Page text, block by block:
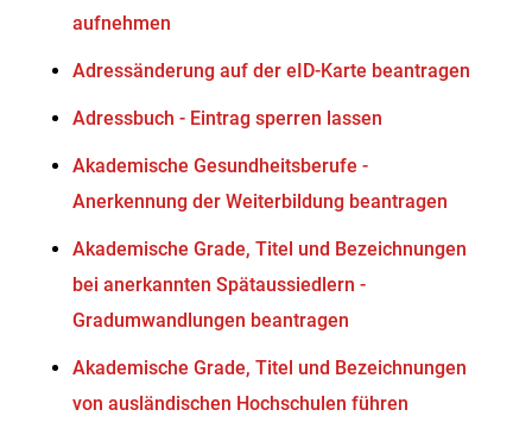
aufnehmen
Adressänderung auf der eID-Karte beantragen
Adressbuch - Eintrag sperren lassen
Akademische Gesundheitsberufe -
Anerkennung der Weiterbildung beantragen
Akademische Grade, Titel und Bezeichnungen
bei anerkannten Spätaussiedlern -
Gradumwandlungen beantragen
Akademische Grade, Titel und Bezeichnungen
von ausländischen Hochschulen führen